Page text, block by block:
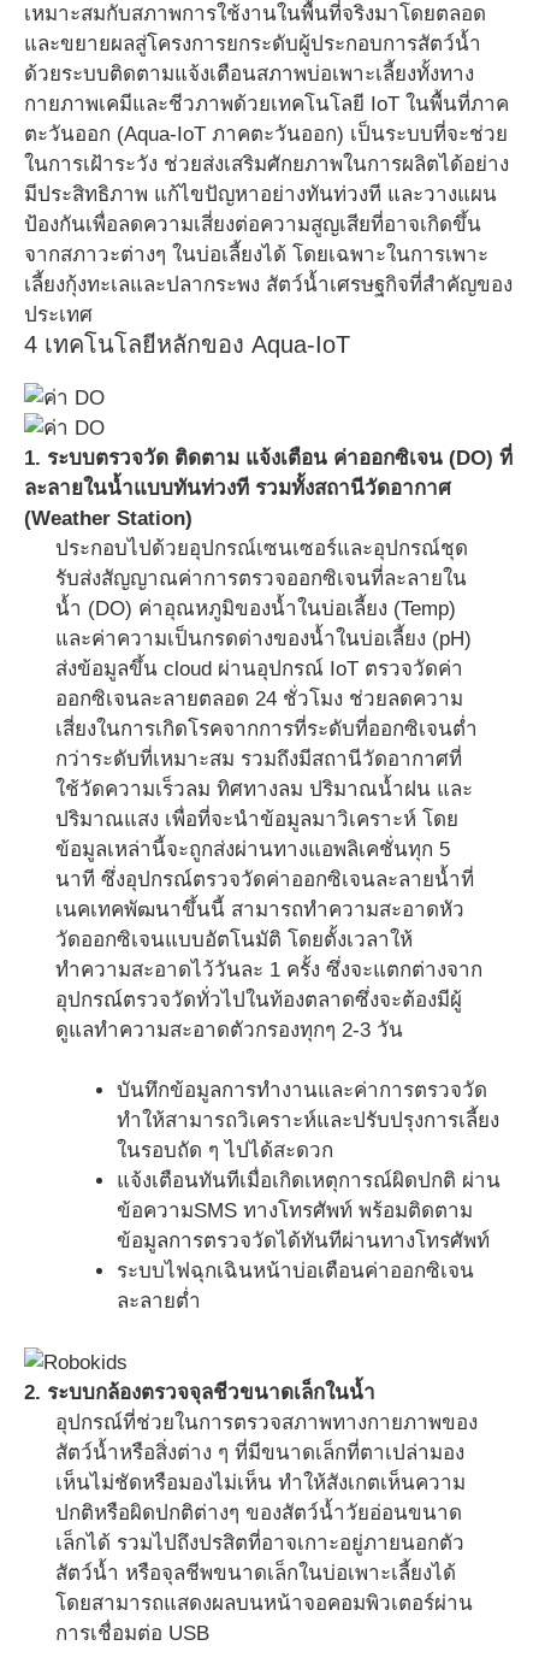
เหมาะสมกับสภาพการใช้งานในพื้นที่จริงมาโดยตลอด
และขยายผลสู่โครงการยกระดับผู้ประกอบการสัตว์น้ำ
ด้วยระบบติดตามแจ้งเตือนสภาพบ่อเพาะเลี้ยงทั้งทาง
กายภาพเคมีและชีวภาพด้วยเทคโนโลยี IoT ในพื้นที่ภาค
ตะวันออก (Aqua-IoT ภาคตะวันออก) เป็นระบบที่จะช่วย
ในการเฝ้าระวัง ช่วยส่งเสริมศักยภาพในการผลิตได้อย่าง
มีประสิทธิภาพ แก้ไขปัญหาอย่างทันท่วงที และวางแผน
ป้องกันเพื่อลดความเสี่ยงต่อความสูญเสียที่อาจเกิดขึ้น
จากสภาวะต่างๆ ในบ่อเลี้ยงได้ โดยเฉพาะในการเพาะ
เลี้ยงกุ้งทะเลและปลากระพง สัตว์น้ำเศรษฐกิจที่สำคัญของ
ประเทศ
4 เทคโนโลยีหลักของ Aqua-IoT
1. ระบบตรวจวัด ติดตาม แจ้งเตือน ค่าออกซิเจน (DO) ที่
ละลายในน้ำแบบทันท่วงที รวมทั้งสถานีวัดอากาศ
(Weather Station)
ประกอบไปด้วยอุปกรณ์เซนเซอร์และอุปกรณ์ชุด
รับส่งสัญญาณค่าการตรวจออกซิเจนที่ละลายใน
น้ำ (DO) ค่าอุณหภูมิของน้ำในบ่อเลี้ยง (Temp)
และค่าความเป็นกรดด่างของน้ำในบ่อเลี้ยง (pH)
ส่งข้อมูลขึ้น cloud ผ่านอุปกรณ์ IoT ตรวจวัดค่า
ออกซิเจนละลายตลอด 24 ชั่วโมง ช่วยลดความ
เสี่ยงในการเกิดโรคจากการที่ระดับที่ออกซิเจนต่ำ
กว่าระดับที่เหมาะสม รวมถึงมีสถานีวัดอากาศที่
ใช้วัดความเร็วลม ทิศทางลม ปริมาณน้ำฝน และ
ปริมาณแสง เพื่อที่จะนำข้อมูลมาวิเคราะห์ โดย
ข้อมูลเหล่านี้จะถูกส่งผ่านทางแอพลิเคชั่นทุก 5
นาที ซึ่งอุปกรณ์ตรวจวัดค่าออกซิเจนละลายน้ำที่
เนคเทคพัฒนาขึ้นนี้ สามารถทำความสะอาดหัว
วัดออกซิเจนแบบอัตโนมัติ โดยตั้งเวลาให้
ทำความสะอาดไว้วันละ 1 ครั้ง ซึ่งจะแตกต่างจาก
อุปกรณ์ตรวจวัดทั่วไปในท้องตลาดซึ่งจะต้องมีผู้
ดูแลทำความสะอาดตัวกรองทุกๆ 2-3 วัน
บันทึกข้อมูลการทำงานและค่าการตรวจวัด
ทำให้สามารถวิเคราะห์และปรับปรุงการเลี้ยง
ในรอบถัด ๆ ไปได้สะดวก
แจ้งเตือนทันทีเมื่อเกิดเหตุการณ์ผิดปกติ ผ่าน
ข้อความSMS ทางโทรศัพท์ พร้อมติดตาม
ข้อมูลการตรวจวัดได้ทันทีผ่านทางโทรศัพท์
ระบบไฟฉุกเฉินหน้าบ่อเตือนค่าออกซิเจน
ละลายต่ำ
2. ระบบกล้องตรวจจุลชีวขนาดเล็กในน้ำ
อุปกรณ์ที่ช่วยในการตรวจสภาพทางกายภาพของ
สัตว์น้ำหรือสิ่งต่าง ๆ ที่มีขนาดเล็กที่ตาเปล่ามอง
เห็นไม่ชัดหรือมองไม่เห็น ทำให้สังเกตเห็นความ
ปกติหรือผิดปกติต่างๆ ของสัตว์น้ำวัยอ่อนขนาด
เล็กได้ รวมไปถึงปรสิตที่อาจเกาะอยู่ภายนอกตัว
สัตว์น้ำ หรือจุลชีพขนาดเล็กในบ่อเพาะเลี้ยงได้
โดยสามารถแสดงผลบนหน้าจอคอมพิวเตอร์ผ่าน
การเชื่อมต่อ USB